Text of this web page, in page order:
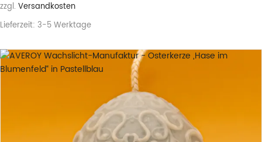
zzgl. Versandkosten
Lieferzeit: 3-5 Werktage